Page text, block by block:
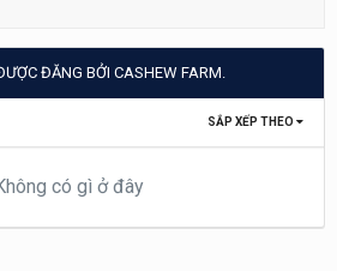
ĐĂNG BỞI CASHEW FARM.
SẮP XẾP THEO
có gì ở đây